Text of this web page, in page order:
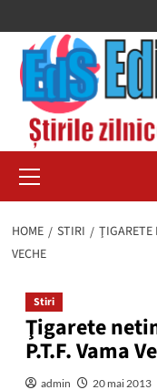
to
content
Menu
HOME STIRI
ŢIGARETE
VECHE
Stiri
Ţigarete
P.T.F. Vama
admin 20 mai 2013